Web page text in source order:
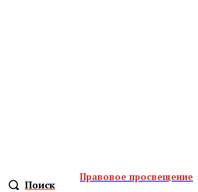
Поиск
Правовое просвещение